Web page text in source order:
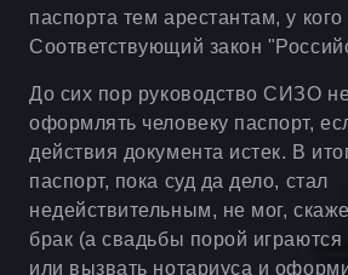
паспорта тем арестантам, у кого
Соответствующий закон
До сих пор руководство СИЗО
оформлять человеку паспорт,
действия документа истек. В
паспорт, пока суд да дело, стал
недействительным, не мог,
брак (а свадьбы порой
или вызвать нотариуса и